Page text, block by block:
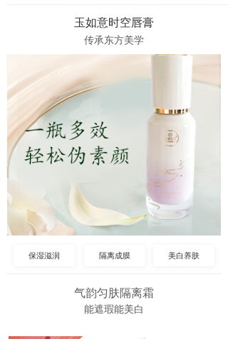
玉如意时空唇膏
传承东方美学
美白养肤
气韵匀肤隔离霜
能遮瑕能美白
保湿滋润 隔离成膜